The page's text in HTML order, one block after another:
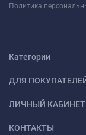
Политика
Категории
ДЛЯ
ЛИЧНЫЙ КАБИНЕТ
КОНТАКТЫ